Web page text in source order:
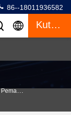
86--18011936582
Kutipan
Pemadam Kebakaran FK-5-1-12 Agen Pembersih Gas Cairan Pemeliharaan Rendah